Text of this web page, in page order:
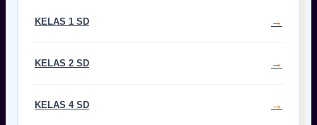
KELAS 1 SD
KELAS 2 SD
KELAS 4 SD